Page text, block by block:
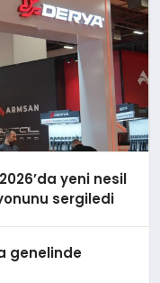
yeni nesil
sergiledi
genelinde